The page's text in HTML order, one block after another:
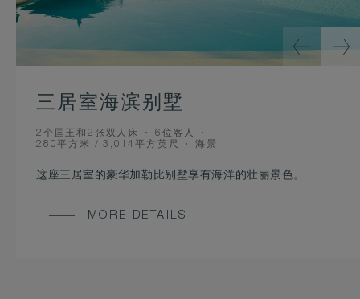
三居室海滨别墅
BEDS
2个国王和2张双人床 OCCUPANCY
6位客人
ROOM
280平方米 / 3,014平方英尺 VIEW
海景
这座三居室的豪华加勒比别墅享有海洋的壮丽景色。
MORE DETAILS